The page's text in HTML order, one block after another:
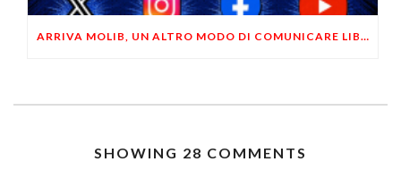
ARRIVA MOLIB, UN ALTRO MODO DI COMUNICARE LIBERTARIO
SHOWING 28 COMMENTS